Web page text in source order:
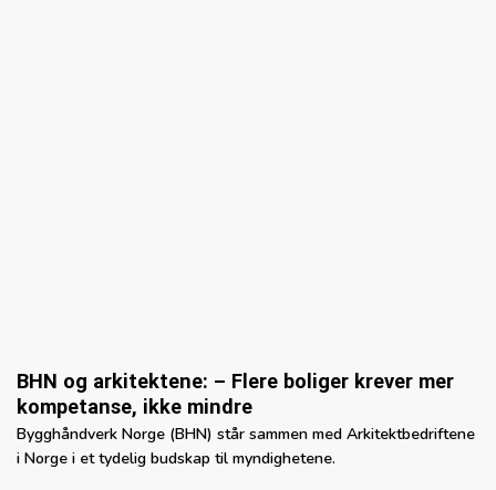
BHN og arkitektene: – Flere boliger krever mer
kompetanse, ikke mindre
Bygghåndverk Norge (BHN) står sammen med Arkitektbedriftene
i Norge i et tydelig budskap til myndighetene.